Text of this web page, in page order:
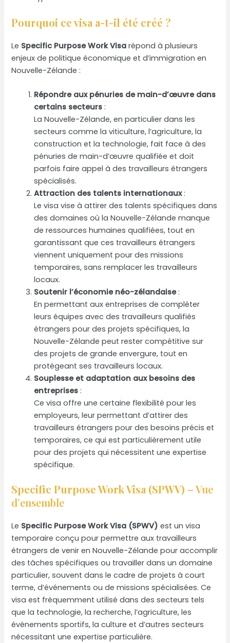
Pourquoi ce visa a-t-il été créé ?
Le Specific Purpose Work Visa répond à plusieurs
enjeux de politique économique et d’immigration en
Nouvelle-Zélande :
Répondre aux pénuries de main-d’œuvre dans
certains secteurs :
La Nouvelle-Zélande, en particulier dans les
secteurs comme la viticulture, l’agriculture, la
construction et la technologie, fait face à des
pénuries de main-d’œuvre qualifiée et doit
parfois faire appel à des travailleurs étrangers
spécialisés.
Attraction des talents internationaux:
Le visa vise à attirer des talents spécifiques dans
des domaines où la Nouvelle-Zélande manque
de ressources humaines qualifiées, tout en
garantissant que ces travailleurs étrangers
viennent uniquement pour des missions
temporaires, sans remplacer les travailleurs
locaux.
Soutenir l’économie néo-zélandaise:
En permettant aux entreprises de compléter
leurs équipes avec des travailleurs qualifiés
étrangers pour des projets spécifiques, la
Nouvelle-Zélande peut rester compétitive sur
des projets de grande envergure, tout en
protégeant ses travailleurs locaux.
Souplesse et adaptation aux besoins des
entreprises :
Ce visa offre une certaine flexibilité pour les
employeurs, leur permettant d’attirer des
travailleurs étrangers pour des besoins précis et
temporaires, ce qui est particulièrement utile
pour des projets qui nécessitent une expertise
spécifique.
Specific Purpose Work Visa (SPWV) – Vue
d’ensemble
Le Specific Purpose Work Visa (SPWV) est un visa
temporaire conçu pour permettre aux travailleurs
étrangers de venir en Nouvelle-Zélande pour accomplir
des tâches spécifiques ou travailler dans un domaine
particulier, souvent dans le cadre de projets à court
terme, d’événements ou de missions spécialisées. Ce
visa est fréquemment utilisé dans des secteurs tels
que la technologie, la recherche, l’agriculture, les
événements sportifs, la culture et d’autres secteurs
nécessitant une expertise particulière.